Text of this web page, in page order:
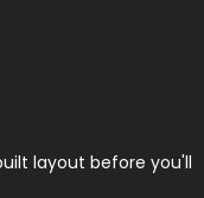
layout before you'll